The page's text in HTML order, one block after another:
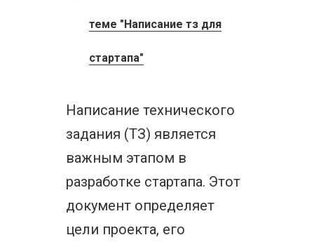
теме "Написание тз для
стартапа"
Написание технического
задания (ТЗ) является
важным этапом в
разработке стартапа. Этот
документ определяет
цели проекта, его